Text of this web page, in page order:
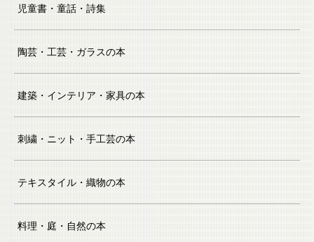
児童書・童話・詩集
陶芸・工芸・ガラスの本
建築・インテリア・家具の本
刺繍・ニット・手工芸の本
テキスタイル・織物の本
料理・庭・自然の本